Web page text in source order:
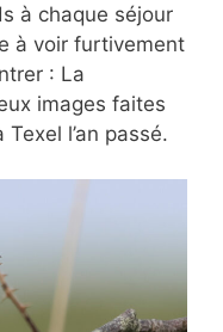
à chaque séjour
à voir furtivement
: La
images faites
l’an passé.